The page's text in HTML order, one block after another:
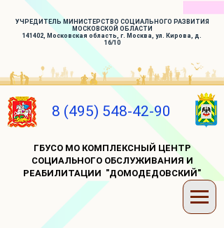
УЧРЕДИТЕЛЬ МИНИСТЕРСТВО СОЦИАЛЬНОГО РАЗВИТИЯ
МОСКОВСКОЙ ОБЛАСТИ
141402, Московская область, г. Москва, ул. Кирова, д.
16/10
8 (495) 548-42-90
ГБУСО МО КОМПЛЕКСНЫЙ ЦЕНТР
СОЦИАЛЬНОГО ОБСЛУЖИВАНИЯ И
РЕАБИЛИТАЦИИ "ДОМОДЕДОВСКИЙ"